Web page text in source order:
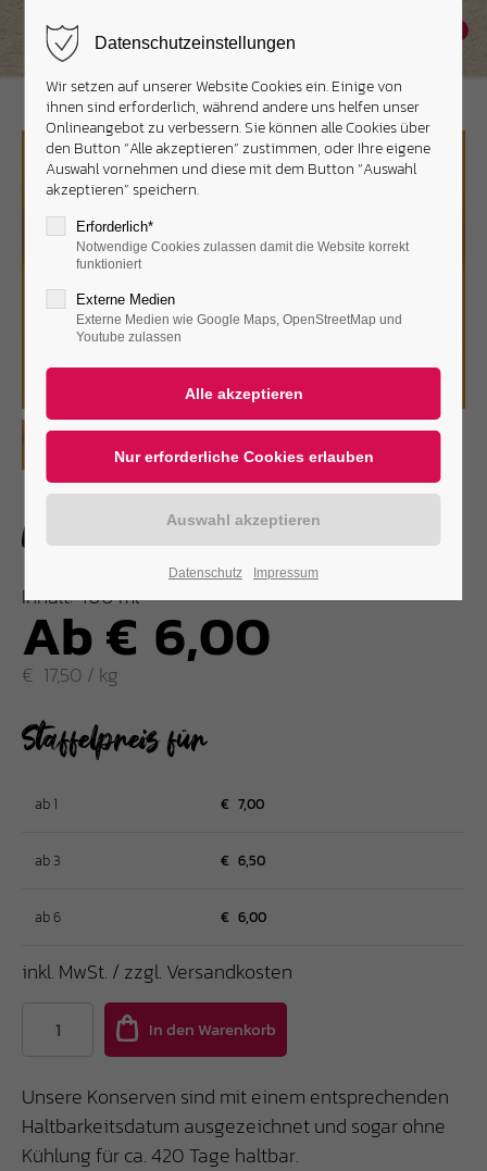
Rahmsauce
Inhalt: 400 ml
Ab€ 6,00
€ 17,50 / kg
Staffelpreis für
ab 1 € 7,00
ab 3 € 6,50
ab 6 € 6,00
inkl. MwSt. / zzgl. Versandkosten
Unsere Konserven sind mit einem entsprechenden
Haltbarkeitsdatum ausgezeichnet und sogar ohne
Kühlung für ca. 420 Tage haltbar.
Datenschutzeinstellungen
Wir setzen auf unserer Website Cookies ein. Einige von
ihnen sind erforderlich, während andere uns helfen unser
Onlineangebot zu verbessern. Sie können alle Cookies über
den Button “Alle akzeptieren” zustimmen, oder Ihre eigene
Auswahl vornehmen und diese mit dem Button “Auswahl
akzeptieren” speichern.
Erforderlich*
Notwendige Cookies zulassen damit die Website korrekt
funktioniert
Externe Medien
Externe Medien wie Google Maps, OpenStreetMap und
Youtube zulassen
Datenschutz Impressum